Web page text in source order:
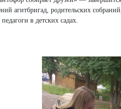
агитбригад, родительских
в детских садах.